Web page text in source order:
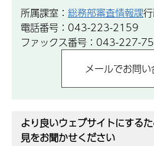
所属課室： 総務部審査情報課
電話番号：043-223-2159
ファックス番号：043-227-
より良いウェブサイトにする
見をお聞かせください